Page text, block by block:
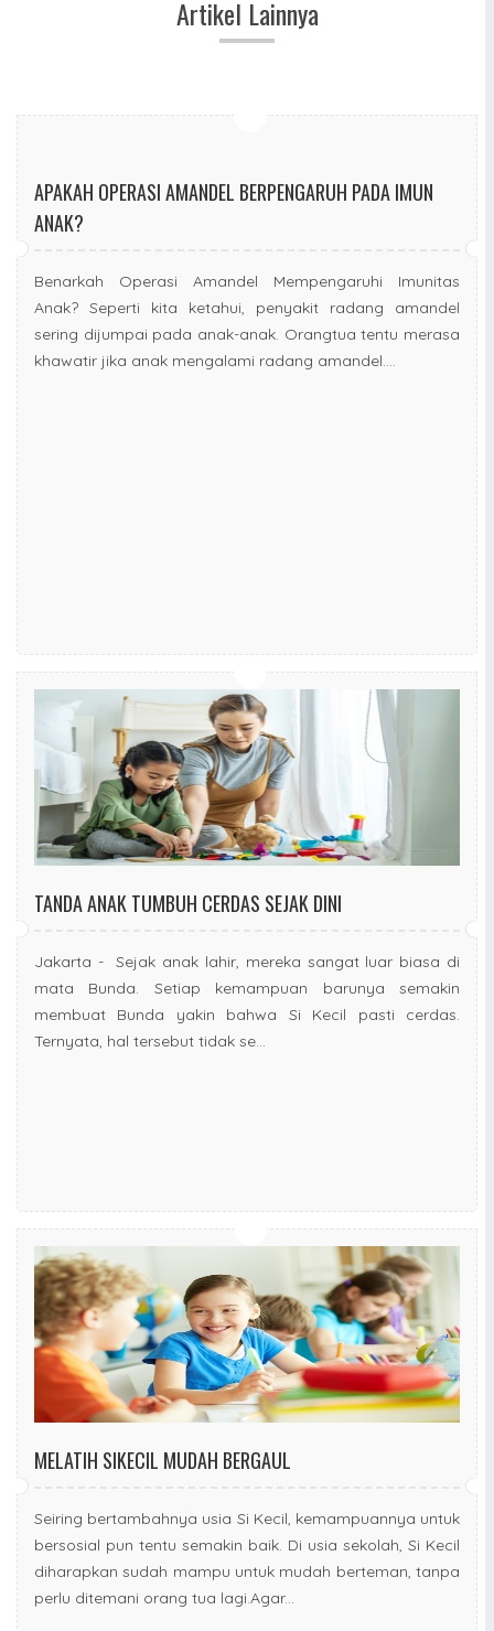
Artikel Lainnya
APAKAH OPERASI AMANDEL BERPENGARUH PADA IMUN
ANAK?
Benarkah Operasi Amandel Mempengaruhi Imunitas
Anak? Seperti kita ketahui, penyakit radang amandel
sering dijumpai pada anak-anak. Orangtua tentu merasa
khawatir jika anak mengalami radang amandel....
TANDA ANAK TUMBUH CERDAS SEJAK DINI
Jakarta - Sejak anak lahir, mereka sangat luar biasa di
mata Bunda. Setiap kemampuan barunya semakin
membuat Bunda yakin bahwa Si Kecil pasti cerdas.
Ternyata, hal tersebut tidak se...
MELATIH SIKECIL MUDAH BERGAUL
Seiring bertambahnya usia Si Kecil, kemampuannya untuk
bersosial pun tentu semakin baik. Di usia sekolah, Si Kecil
diharapkan sudah mampu untuk mudah berteman, tanpa
perlu ditemani orang tua lagi.Agar...